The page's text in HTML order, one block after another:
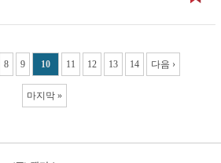
8 9 10 11 12 13 14 다음 ›
마지막 »